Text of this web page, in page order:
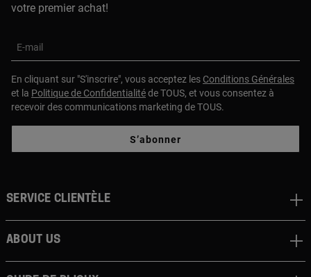
votre premier achat!
E-mail
En cliquant sur "S'inscrire", vous acceptez les Conditions Générales
et la Politique de Confidentialitéde TOUS, et vous consentez à
recevoir des communications marketing de TOUS.
S’abonner
Service clientèle
About us